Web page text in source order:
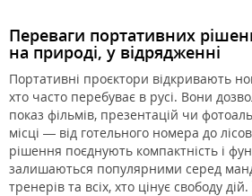
Переваги портативних
на природі, у відрядженні
Портативні проєктори відкривають
хто часто перебуває в русі. Вони
показ фільмів, презентацій чи
місці — від готельного номера до
рішення поєднують компактність і
залишаються популярними серед
тренерів та всіх, хто цінує свободу